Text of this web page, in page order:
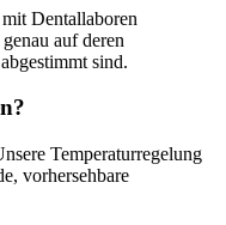
Dentallaboren
auf deren
sind.
Temperaturregelung
vorhersehbare